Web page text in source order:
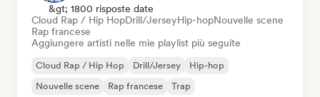
&gt; 1800 risposte date
Cloud Rap / Hip HopDrill/JerseyHip-hopNouvelle scene
Rap francese
Aggiungere artisti nelle mie playlist più seguite
Cloud Rap / Hip Hop Drill/Jersey
Hip-hop
Nouvelle scene
Rap francese Trap